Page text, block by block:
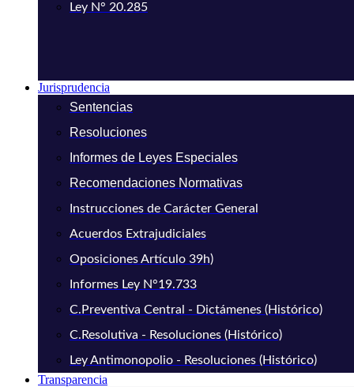
Ley N° 20.285
Jurisprudencia
Sentencias
Resoluciones
Informes de Leyes Especiales
Recomendaciones Normativas
Instrucciones de Carácter General
Acuerdos Extrajudiciales
Oposiciones Artículo 39h)
Informes Ley N°19.733
C.Preventiva Central - Dictámenes (Histórico)
C.Resolutiva - Resoluciones (Histórico)
Ley Antimonopolio - Resoluciones (Histórico)
Transparencia